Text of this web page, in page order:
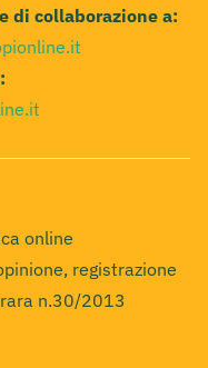
di collaborazione a:
online
registrazione
n.30/2013